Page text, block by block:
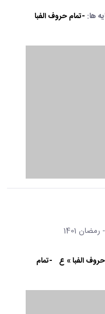
ها: -تمام حروف الفبا
1401
الفبا » ع -تمام